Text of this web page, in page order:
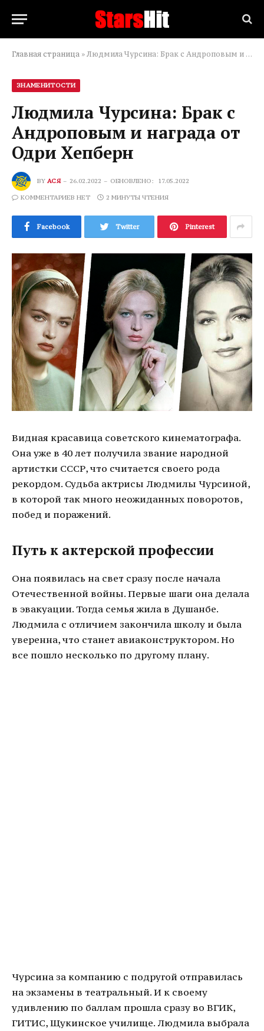
Главная страница » Людмила Чурсина: Брак с Андроповым и награда от Одри Хепберн
ЗНАМЕНИТОСТИ
Людмила Чурсина: Брак с
Андроповым и награда от
Одри Хепберн
BY АСЯ 26.02.2022 ОБНОВЛЕНО: 17.05.2022
КОММЕНТАРИЕВ НЕТ 2 МИНУТЫ ЧТЕНИЯ
Facebook Twitter Pinterest
Видная красавица советского кинематографа.
Она уже в 40 лет получила звание народной
артистки СССР, что считается своего рода
рекордом. Судьба актрисы Людмилы Чурсиной,
в которой так много неожиданных поворотов,
побед и поражений.
Путь к актерской профессии
Она появилась на свет сразу после начала
Отечественной войны. Первые шаги она делала
в эвакуации. Тогда семья жила в Душанбе.
Людмила с отличием закончила школу и была
уверенна, что станет авиаконструктором. Но
все пошло несколько по другому плану.
Чурсина за компанию с подругой отправилась
на экзамены в театральный. И к своему
удивлению по баллам прошла сразу во ВГИК,
ГИТИС, Щукинское училище. Людмила выбрала